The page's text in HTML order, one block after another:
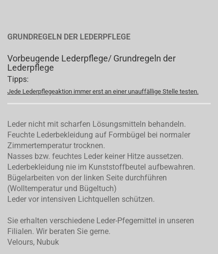
GRUNDREGELN DER LEDERPFLEGE
Vorbeugende Lederpflege/ Grundregeln der
Lederpflege
Tipps:
Jede Lederpflegeaktion immer erst an einer unauffällige Stelle testen.
Leder nicht mit scharfen Lösungsmitteln behandeln.
Feuchte Lederbekleidung auf Formbügel bei normaler
Zimmertemperatur trocknen.
Nasses bzw. feuchtes Leder keiner Hitze aussetzen.
Lederbekleidung nie im Kunststoffbeutel aufbewahren.
Bügelarbeiten von der linken Seite durchführen
(Wolltemperatur und Bügeltuch)
Leder vor intensiven Lichtquellen schützen.
Sie erhalten verschiedene Leder-Pfegemittel in unseren
Filialen. Wir beraten Sie gerne.
Velours, Nubuk